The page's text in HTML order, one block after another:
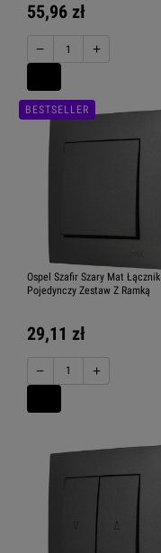
55,96 zł
− +
Ospel Szafir Szary Mat Łącznik
Pojedynczy Zestaw Z Ramką
29,11 zł
− +
BESTSELLER